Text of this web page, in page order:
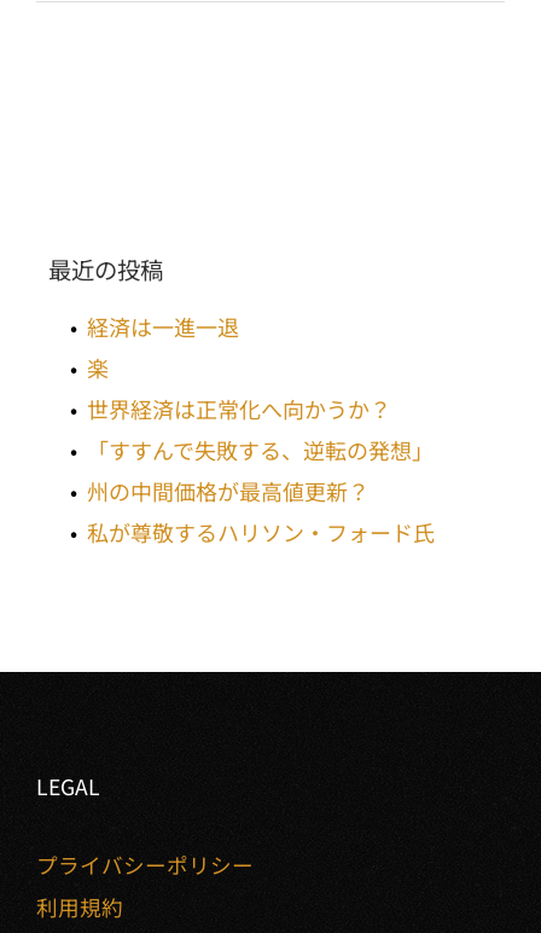
最近の投稿
経済は一進一退
楽
世界経済は正常化へ向かうか？
「すすんで失敗する、逆転の発想」
州の中間価格が最高値更新？
私が尊敬するハリソン・フォード氏
LEGAL
プライバシーポリシー
利用規約